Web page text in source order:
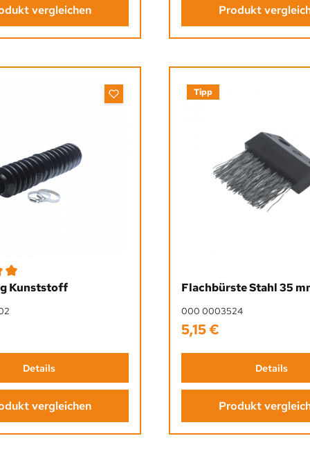
vergleichen Produkt
Bewertung von 5 von 5 Sternen
Kunststoff
Details
vergleichen
Tipp
Flachbürste Stahl 35
000 0003524
Regulärer Preis:
5,15 €
Details
Produkt